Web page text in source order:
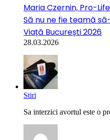
Maria Czernin, Pro-
Să nu ne fie teamă
Viață București 2026
28.03.2026
Stiri
Sa interzici avortul este o